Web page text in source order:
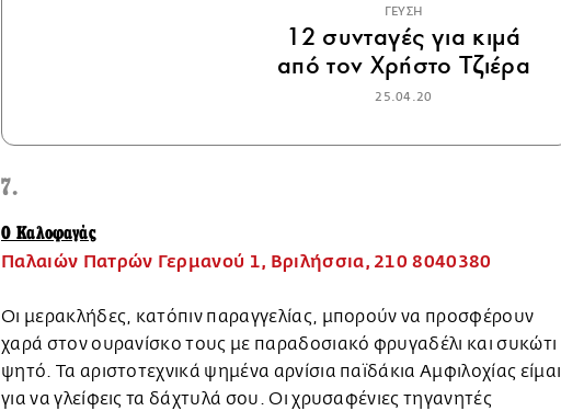
ΓΕΥΣΗ
12 συνταγές για κιμά
από τον Χρήστο Τζιέρα
25.04.20
7.
Ο Καλοφαγάς
Παλαιών Πατρών Γερμανού 1, Βριλήσσια, 210 8040380
Οι μερακλήδες, κατόπιν παραγγελίας, μπορούν να προσφέρουν
χαρά στον ουρανίσκο τους με παραδοσιακό φρυγαδέλι και συκώτι
ψητό. Τα αριστοτεχνικά ψημένα αρνίσια παϊδάκια Αμφιλοχίας είμαι
για να γλείφεις τα δάχτυλά σου. Οι χρυσαφένιες τηγανητές